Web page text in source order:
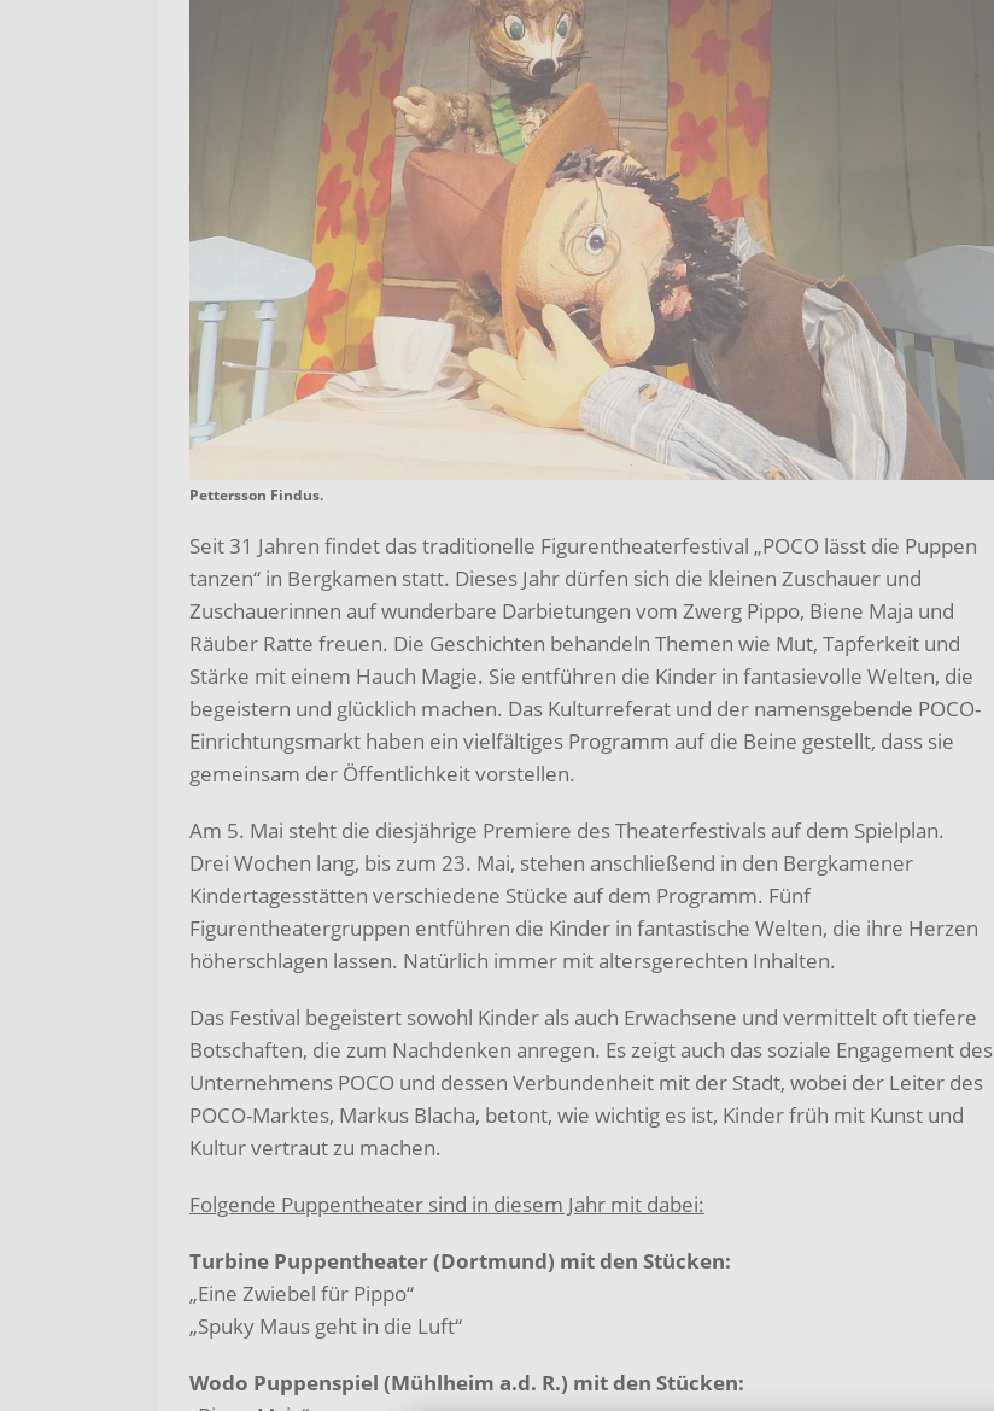
Pettersson Findus.
Seit 31 Jahren findet das traditionelle Figurentheaterfestival „POCO lässt die Puppen
tanzen“ in Bergkamen statt. Dieses Jahr dürfen sich die kleinen Zuschauer und
Zuschauerinnen auf wunderbare Darbietungen vom Zwerg Pippo, Biene Maja und
Räuber Ratte freuen. Die Geschichten behandeln Themen wie Mut, Tapferkeit und
Stärke mit einem Hauch Magie. Sie entführen die Kinder in fantasievolle Welten, die
begeistern und glücklich machen. Das Kulturreferat und der namensgebende POCO-
Einrichtungsmarkt haben ein vielfältiges Programm auf die Beine gestellt, dass sie
gemeinsam der Öffentlichkeit vorstellen.
Am 5. Mai steht die diesjährige Premiere des Theaterfestivals auf dem Spielplan.
Drei Wochen lang, bis zum 23. Mai, stehen anschließend in den Bergkamener
Kindertagesstätten verschiedene Stücke auf dem Programm. Fünf
Figurentheatergruppen entführen die Kinder in fantastische Welten, die ihre Herzen
höherschlagen lassen. Natürlich immer mit altersgerechten Inhalten.
Das Festival begeistert sowohl Kinder als auch Erwachsene und vermittelt oft tiefere
Botschaften, die zum Nachdenken anregen. Es zeigt auch das soziale Engagement des
Unternehmens POCO und dessen Verbundenheit mit der Stadt, wobei der Leiter des
POCO-Marktes, Markus Blacha, betont, wie wichtig es ist, Kinder früh mit Kunst und
Kultur vertraut zu machen.
Folgende Puppentheater sind in diesem Jahr mit dabei:
Turbine Puppentheater (Dortmund) mit den Stücken:
„Eine Zwiebel für Pippo“
„Spuky Maus geht in die Luft“
Wodo Puppenspiel (Mühlheim a.d. R.) mit den Stücken: